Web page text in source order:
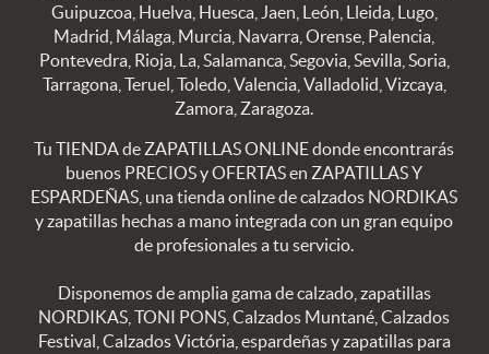
Guipuzcoa, Huelva, Huesca, Jaen, León, Lleida, Lugo,
Madrid, Málaga, Murcia, Navarra, Orense, Palencia,
Pontevedra, Rioja, La, Salamanca, Segovia, Sevilla, Soria,
Tarragona, Teruel, Toledo, Valencia, Valladolid, Vizcaya,
Zamora, Zaragoza.
Tu TIENDA de ZAPATILLAS ONLINE donde encontrarás
buenos PRECIOS y OFERTAS en ZAPATILLAS Y
ESPARDEÑAS, una tienda online de calzados NORDIKAS
y zapatillas hechas a mano integrada con un gran equipo
de profesionales a tu servicio.
Disponemos de amplia gama de calzado, zapatillas
NORDIKAS, TONI PONS, Calzados Muntané, Calzados
Festival, Calzados Victória, espardeñas y zapatillas para